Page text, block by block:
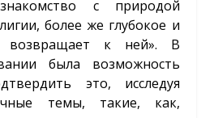
с природой
более же глубокое и
возвращает к ней». В
была возможность
это, исследуя
темы, такие, как,